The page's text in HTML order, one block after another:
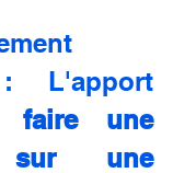
L'apport
faire une
sur une